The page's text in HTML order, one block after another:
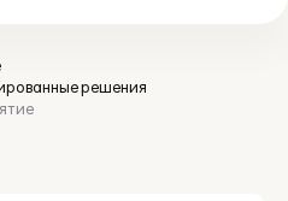
решения